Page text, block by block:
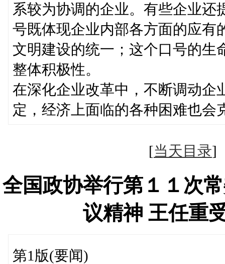
系较为协调的企业。有些企业还
号既体现企业内部各方面的应有
文明建设的统一；这个口号的生
整体积极性。
在深化企业改革中，不断调动企
定，经济上面临的各种困难也会
[当天目录
全国政协举行第１１次
议精神 王任重
第1版(要闻)